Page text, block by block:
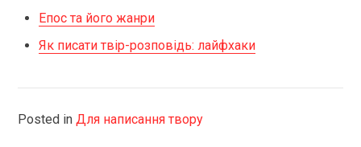
Епос та його жанри
Як писати твір-розповідь: лайфхаки
Posted inДля написання твору